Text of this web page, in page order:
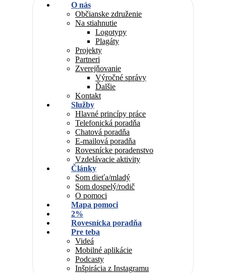
O nás
Občianske združenie
Na stiahnutie
Logotypy
Plagáty
Projekty
Partneri
Zverejňovanie
Výročné správy
Ďalšie
Kontakt
Služby
Hlavné princípy práce
Telefonická poradňa
Chatová poradňa
E-mailová poradňa
Rovesnícke poradenstvo
Vzdelávacie aktivity
Články
Som dieťa/mladý
Som dospelý/rodič
O pomoci
Mapa pomoci
2%
Rovesnícka poradňa
Pre teba
Videá
Mobilné aplikácie
Podcasty
Inšpirácia z Instagramu